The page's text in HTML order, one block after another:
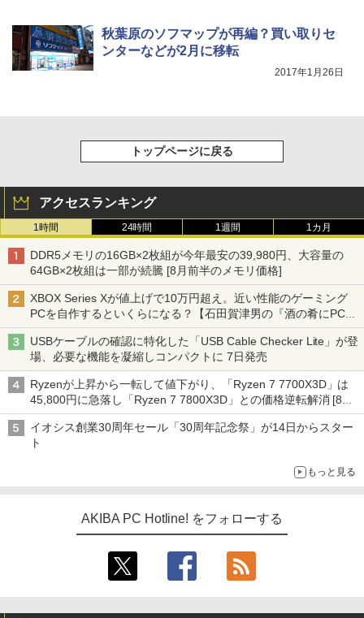
秋葉原のソフマップが再編？買い取りセ
ンターなどが2月に移転
2017年1月26日
トップページに戻る
アクセスランキング
1時間 24時間 1週間 1カ月
DDR5メモリの16GB×2枚組が今年最安の39,980円、大容量の
64GB×2枚組は一部が続騰 [8月前半のメモリ価格]
XBOX Series Xが値上げで10万円超え。近い性能のゲーミング
PCを自作するといくらになる？【石田賀津男の『酒の肴にPCゲ
ーム』】
USBケーブルの確認に特化した「USB Cable Checker Lite」が登
場、必要な機能を凝縮しコンパクトに 7日発売
Ryzenが上昇から一転して値下がり、「Ryzen 7 7700X3D」は
45,800円に急落し「Ryzen 7 7800X3D」との価格逆転解消 [8月
前半のCPU価格]
イオシス創業30周年セール「30周年記念祭」が14日からスター
ト
もっと見る
AKIBA PC Hotline! をフォローする